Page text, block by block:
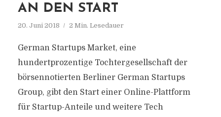
AN DEN START
20. Juni 2018 2 Min. Lesedauer
German Startups Market, eine
hundertprozentige Tochtergesellschaft der
börsennotierten Berliner German Startups
Group, gibt den Start einer Online-Plattform
für Startup-Anteile und weitere Tech